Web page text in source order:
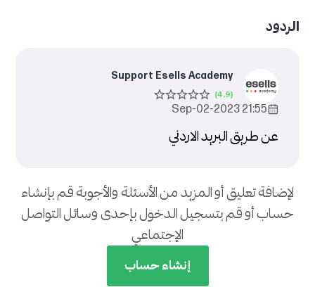
الردود
Support Esells Academy
21:55 2023-Sep-02
عن طريق البريد الاردني
لإضافة تعليق أو المزيد من الأسئلة والأجوبة قم بإنشاء
حساب أو قم بتسجيل الدخول بإحدى وسائل التواصل
الإجتماعي
إنشاء حساب